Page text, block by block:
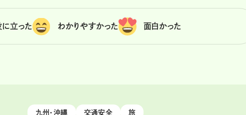
に立った わかりやすかった 面白かった
九州・沖縄 交通安全 旅